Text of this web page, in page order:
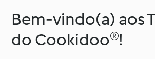
Bem-vindo(a) aos
do Cookidoo®!